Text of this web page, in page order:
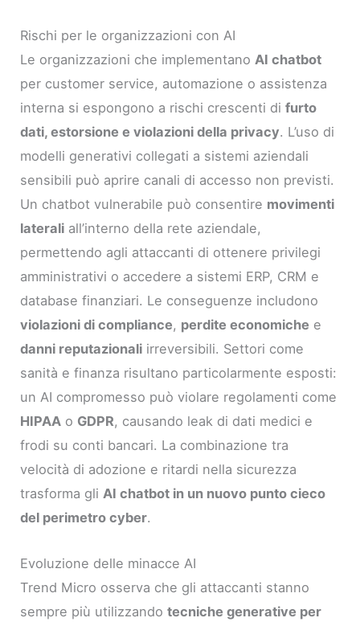
Rischi per le organizzazioni con AI
Le organizzazioni che implementanoAI chatbot
per customer service, automazione o assistenza
interna si espongono a rischi crescenti difurto
dati, estorsione e violazioni della privacy. L’uso di
modelli generativi collegati a sistemi aziendali
sensibili può aprire canali di accesso non previsti.
Un chatbot vulnerabile può consentire movimenti
laterali all’interno della rete aziendale,
permettendo agli attaccanti di ottenere privilegi
amministrativi o accedere a sistemi ERP, CRM e
database finanziari. Le conseguenze includono
violazioni di compliance, perdite economiche e
danni reputazionali irreversibili. Settori come
sanità e finanza risultano particolarmente esposti:
un AI compromesso può violare regolamenti come
HIPAA o GDPR, causando leak di dati medici e
frodi su conti bancari. La combinazione tra
velocità di adozione e ritardi nella sicurezza
trasforma gliAI chatbot in un nuovo punto cieco
del perimetro cyber.
Evoluzione delle minacce AI
Trend Micro osserva che gli attaccanti stanno
sempre più utilizzandotecniche generative per